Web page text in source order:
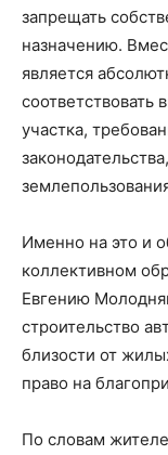
запрещать
назначению.
является
соответствовать
участка,
Именно на это и
коллективном
Евгению
строительство
близости от
право на
По словам